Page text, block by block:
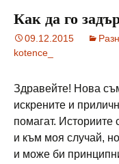
Как да го
09.12.2015
kotence_
Здравейте! Нова
искрените и
помагат.
и към моя случай,
и може би